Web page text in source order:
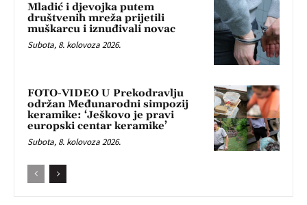
Mladić i djevojka putem
društvenih mreža prijetili
muškarcu i iznuđivali novac
Subota, 8. kolovoza 2026.
FOTO-VIDEO U Prekodravlju
održan Međunarodni simpozij
keramike: ‘Ješkovo je pravi
europski centar keramike’
Subota, 8. kolovoza 2026.